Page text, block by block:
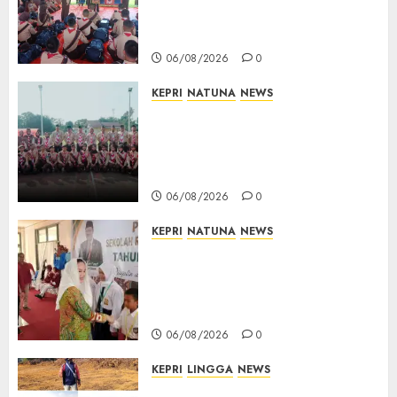
06/08/2026 0
KEPRI NATUNA NEWS
06/08/2026 0
KEPRI NATUNA NEWS
06/08/2026 0
KEPRI LINGGA NEWS